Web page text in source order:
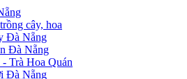
cây, hoa
Đà Nẵng
Đà Nẵng
Trà Hoa Quán
Đà Nẵng